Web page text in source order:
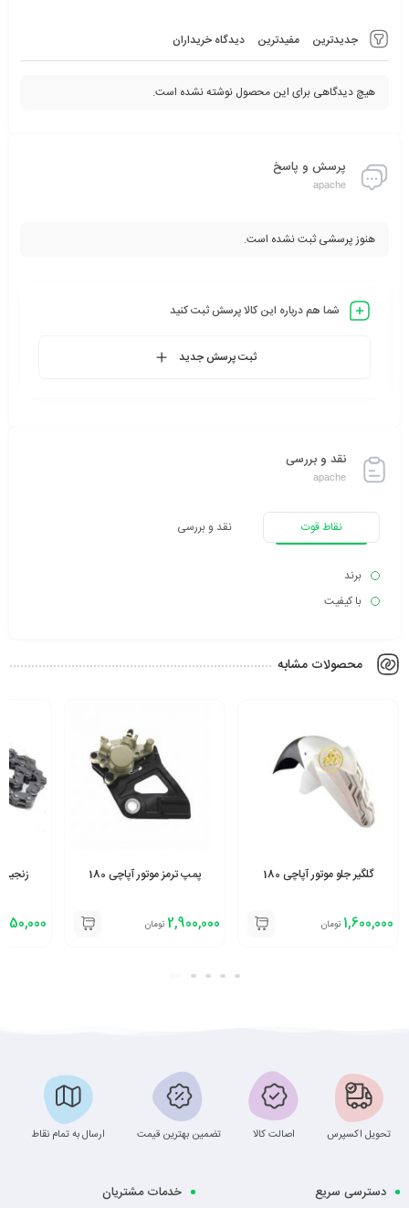
جدیدترین مفیدترین دیدگاه خریداران
هیچ دیدگاهی برای این محصول نوشته نشده است.
پرسش و پاسخ
apache
هنوز پرسشی ثبت نشده است.
شما هم درباره این کالا پرسش ثبت کنید
ثبت پرسش جدید
نقد و بررسی
apache
نقاط قوت نقد و بررسی
برند
با کیفیت
محصولات مشابه
گلگیر جلو موتور آپاچی 180
1,600,000 تومان
پمپ ترمز موتور آپاچی 180
2,900,000 تومان
زنجیر
تحویل اکسپرس اصالت کالا تضمین بهترین قیمت ارسال به تمام نقاط
دسترسی سریع خدمات مشتریان